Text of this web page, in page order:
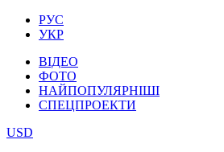
РУС
УКР
ВІДЕО
ФОТО
НАЙПОПУЛЯРНІШІ
СПЕЦПРОЕКТИ
USD